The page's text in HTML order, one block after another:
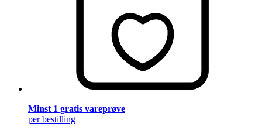
Minst 1 gratis vareprøve
per bestilling